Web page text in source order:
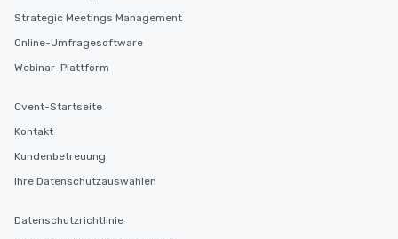
Strategic Meetings Management
Online-Umfragesoftware
Webinar-Plattform
Cvent-Startseite
Kontakt
Kundenbetreuung
Ihre Datenschutzauswahlen
Datenschutzrichtlinie